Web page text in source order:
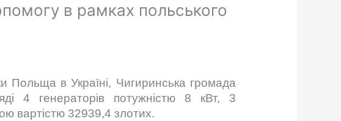
в рамках польського
Польща в Україні, Чигиринська громада
4 генераторів потужністю 8 кВт, 3
вартістю 32939,4 злотих.